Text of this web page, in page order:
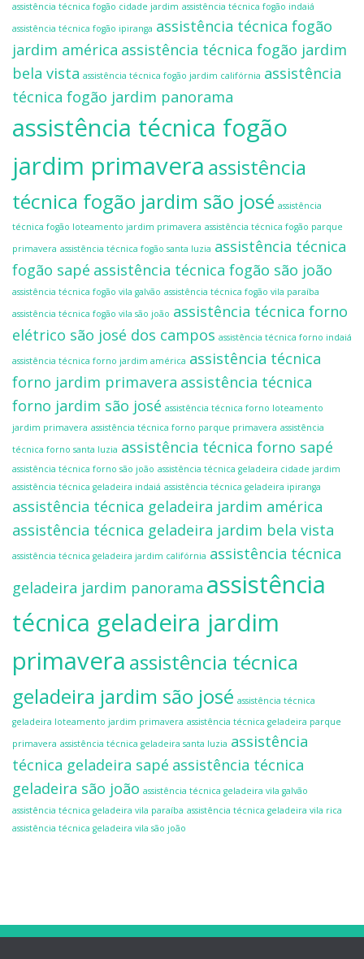
assistência técnica fogão cidade jardim assistência técnica fogão indaiá
assistência técnica fogão ipiranga assistência técnica fogão
jardim américa assistência técnica fogão jardim
bela vista assistência técnica fogão jardim califórnia assistência
técnica fogão jardim panorama
assistência técnica fogão
jardim primavera assistência
técnica fogão jardim são josé assistência
técnica fogão loteamento jardim primavera assistência técnica fogão parque
primavera assistência técnica fogão santa luzia assistência técnica
fogão sapé assistência técnica fogão são joão
assistência técnica fogão vila galvão assistência técnica fogão vila paraíba
assistência técnica fogão vila são joão assistência técnica forno
elétrico são josé dos campos assistência técnica forno indaiá
assistência técnica forno jardim américa assistência técnica
forno jardim primavera assistência técnica
forno jardim são josé assistência técnica forno loteamento
jardim primavera assistência técnica forno parque primavera assistência
técnica forno santa luzia assistência técnica forno sapé
assistência técnica forno são joão assistência técnica geladeira cidade jardim
assistência técnica geladeira indaiá assistência técnica geladeira ipiranga
assistência técnica geladeira jardim américa
assistência técnica geladeira jardim bela vista
assistência técnica geladeira jardim califórnia assistência técnica
geladeira jardim panorama assistência
técnica geladeira jardim
primavera assistência técnica
geladeira jardim são josé assistência técnica
geladeira loteamento jardim primavera assistência técnica geladeira parque
primavera assistência técnica geladeira santa luzia assistência
técnica geladeira sapé assistência técnica
geladeira são joão assistência técnica geladeira vila galvão
assistência técnica geladeira vila paraíba assistência técnica geladeira vila rica
assistência técnica geladeira vila são joão